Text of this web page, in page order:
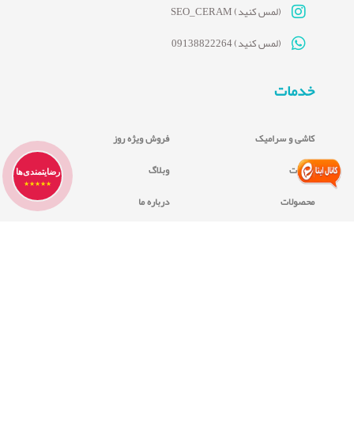
(لمس کنید) SEO_CERAM
(لمس کنید) 09138822264
خدمات
کاشی و سرامیک
خدمات
محصولات
فروش ویژه روز
وبلاگ
درباره ما
رضایتمندی‌ها
★★★★★